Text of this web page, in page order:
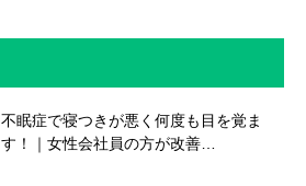
不眠症で寝つきが悪く何度も目を覚ま
す！｜女性会社員の方が改善…